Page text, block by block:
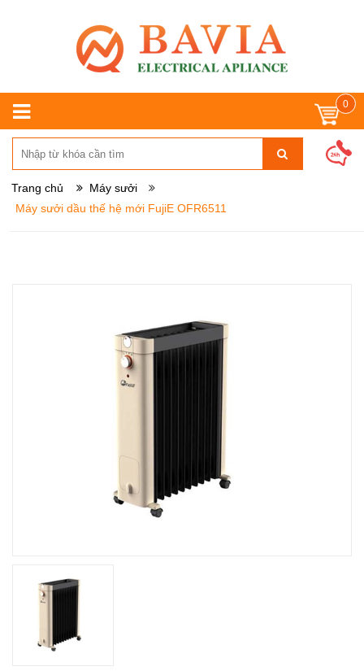
0
Trang chủ
Máy sưởi
Máy sưởi dầu thế hệ mới FujiE OFR6511